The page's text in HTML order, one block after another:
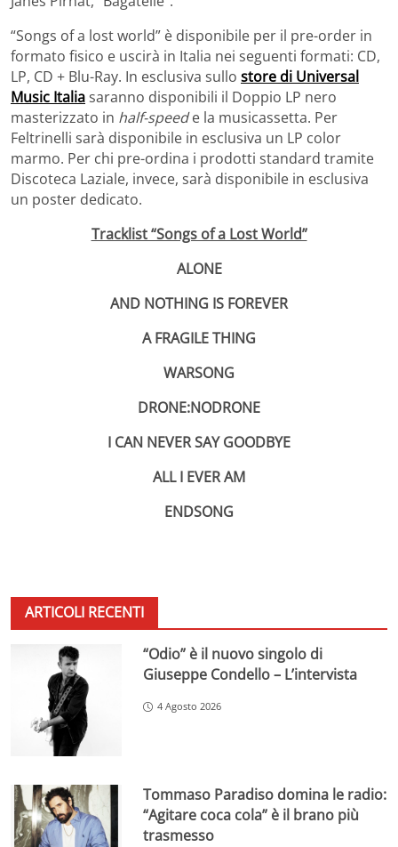
“Songs of a lost world” è disponibile per il pre-order in
formato fisico e uscirà in Italia nei seguenti formati: CD,
LP, CD + Blu-Ray. In esclusiva sullo store di Universal
Music Italiasaranno disponibili il Doppio LP nero
masterizzato in half-speede la musicassetta. Per
Feltrinelli sarà disponibile in esclusiva un LP color
marmo. Per chi pre-ordina i prodotti standard tramite
Discoteca Laziale, invece, sarà disponibile in esclusiva
un poster dedicato.
Tracklist “Songs of a Lost World”
ALONE
AND NOTHING IS FOREVER
A FRAGILE THING
WARSONG
DRONE:NODRONE
I CAN NEVER SAY GOODBYE
ALL I EVER AM
ENDSONG
ARTICOLI RECENTI
“Odio” è il nuovo singolo di
Giuseppe Condello – L’intervista
4 Agosto 2026
Tommaso Paradiso domina le radio:
“Agitare coca cola” è il brano più
trasmesso